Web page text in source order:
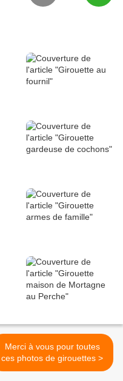
Merci à vous pour toutes
ces photos de girouettes >